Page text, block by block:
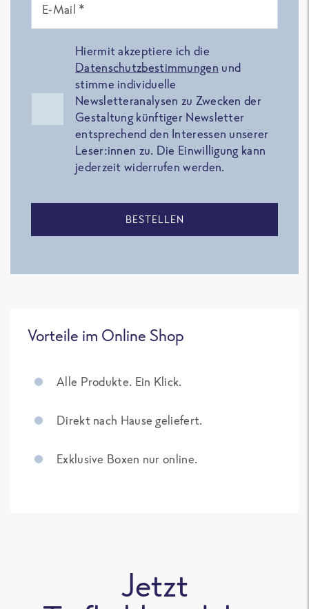
E-Mail *
Hiermit akzeptiere ich die
Datenschutzbestimmungen und
stimme individuelle
Newsletteranalysen zu Zwecken der
Gestaltung künftiger Newsletter
entsprechend den Interessen unserer
Leser:innen zu. Die Einwilligung kann
jederzeit widerrufen werden.
BESTELLEN
Vorteile im Online Shop
Alle Produkte. Ein Klick.
Direkt nach Hause geliefert.
Exklusive Boxen nur online.
Jetzt